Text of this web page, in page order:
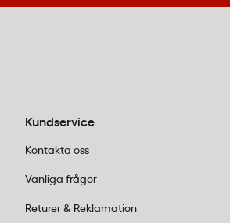
köksanvändning.
Kundservice
Kontakta oss
Vanliga frågor
Returer & Reklamation